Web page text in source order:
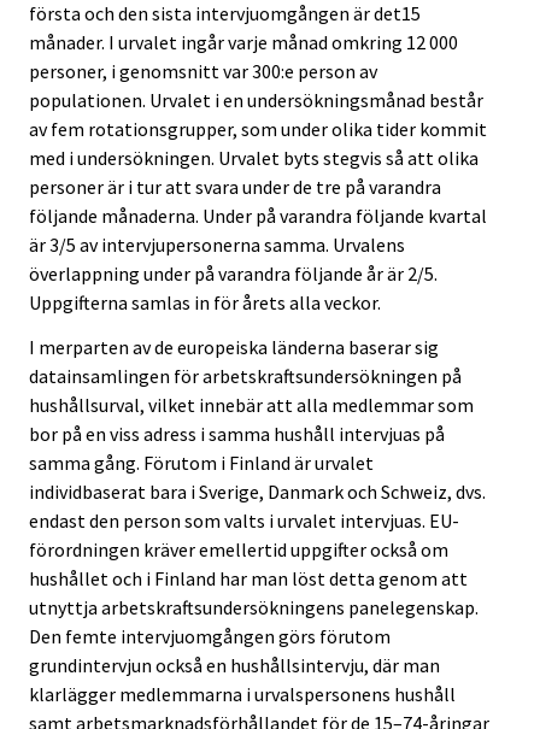
första och den sista intervjuomgången är det15
månader. I urvalet ingår varje månad omkring 12 000
personer, i genomsnitt var 300:e person av
populationen. Urvalet i en undersökningsmånad består
av fem rotationsgrupper, som under olika tider kommit
med i undersökningen. Urvalet byts stegvis så att olika
personer är i tur att svara under de tre på varandra
följande månaderna. Under på varandra följande kvartal
är 3/5 av intervjupersonerna samma. Urvalens
överlappning under på varandra följande år är 2/5.
Uppgifterna samlas in för årets alla veckor.
I merparten av de europeiska länderna baserar sig
datainsamlingen för arbetskraftsundersökningen på
hushållsurval, vilket innebär att alla medlemmar som
bor på en viss adress i samma hushåll intervjuas på
samma gång. Förutom i Finland är urvalet
individbaserat bara i Sverige, Danmark och Schweiz, dvs.
endast den person som valts i urvalet intervjuas. EU-
förordningen kräver emellertid uppgifter också om
hushållet och i Finland har man löst detta genom att
utnyttja arbetskraftsundersökningens panelegenskap.
Den femte intervjuomgången görs förutom
grundintervjun också en hushållsintervju, där man
klarlägger medlemmarna i urvalspersonens hushåll
samt arbetsmarknadsförhållandet för de 15–74-åringar